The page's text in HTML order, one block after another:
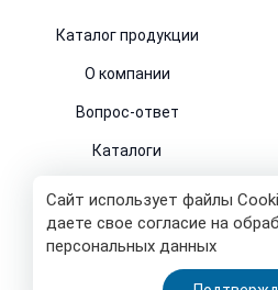
Сайт использует файлы
даете свое согласие на
персональных данных
Каталог продукции
О компании
Вопрос-ответ
Каталоги
© 2011-